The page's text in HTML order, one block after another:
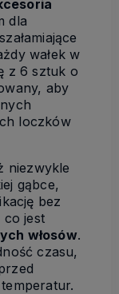
dla
wałek w
z 6 sztuk o
aby
loczków
niezwykle
gąbce,
bez
co jest
włosów.
czasu,